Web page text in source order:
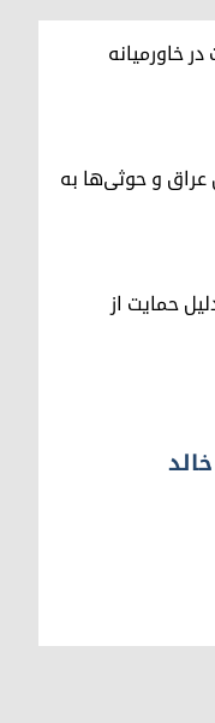
خاورمیانه
و حوثی‌ها به
حمایت از